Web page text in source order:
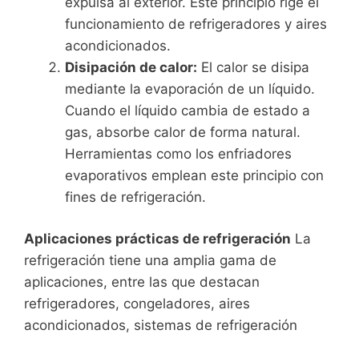
funcionamiento de refrigeradores y aires
acondicionados.
Disipación de calor: El calor se disipa
mediante la evaporación de un líquido.
Cuando el líquido cambia de estado a
gas, absorbe calor de forma natural.
Herramientas como los enfriadores
evaporativos emplean este principio con
fines de refrigeración.
Aplicaciones prácticas de refrigeración La
refrigeración tiene una amplia gama de
aplicaciones, entre las que destacan
refrigeradores, congeladores, aires
acondicionados, sistemas de refrigeración